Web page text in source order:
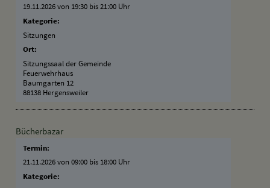
19.11.2026 von 19:30 bis 21:00 Uhr
Kategorie:
Sitzungen
Ort:
Sitzungssaal der Gemeinde
Feuerwehrhaus
Baumgarten 12
88138 Hergensweiler
Bücherbazar
Termin:
21.11.2026 von 09:00 bis 18:00 Uhr
Kategorie: